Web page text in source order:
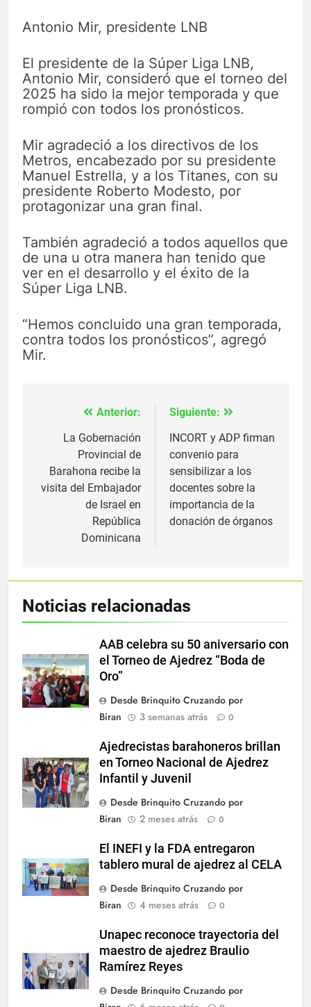
Antonio Mir, presidente LNB
El presidente de la Súper Liga LNB,
Antonio Mir, consideró que el torneo del
2025 ha sido la mejor temporada y que
rompió con todos los pronósticos.
Mir agradeció a los directivos de los
Metros, encabezado por su presidente
Manuel Estrella, y a los Titanes, con su
presidente Roberto Modesto, por
protagonizar una gran final.
También agradeció a todos aquellos que
de una u otra manera han tenido que
ver en el desarrollo y el éxito de la
Súper Liga LNB.
“Hemos concluido una gran temporada,
contra todos los pronósticos”, agregó
Mir.
Navegación
entradas
Anterior:
La Gobernación
Provincial de
Barahona recibe la
visita del Embajador
de Israel en
República
Dominicana
Siguiente:
INCORT y ADP firman
convenio para
sensibilizar a los
docentes sobre la
importancia de la
donación de órganos
Noticias relacionadas
AAB celebra su 50 aniversario con
el Torneo de Ajedrez “Boda de
Oro”
Desde Brinquito Cruzando por
Biran
3 semanas atrás 0
Ajedrecistas barahoneros brillan
en Torneo Nacional de Ajedrez
Infantil y Juvenil
Desde Brinquito Cruzando por
Biran
2 meses atrás 0
El INEFI y la FDA entregaron
tablero mural de ajedrez al CELA
Desde Brinquito Cruzando por
Biran
4 meses atrás 0
Unapec reconoce trayectoria del
maestro de ajedrez Braulio
Ramírez Reyes
Desde Brinquito Cruzando por